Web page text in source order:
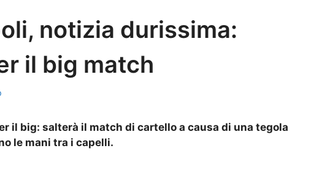
notizia durissima:
il big match
il big: salterà il match di cartello a causa di una tegola
le mani tra i capelli.